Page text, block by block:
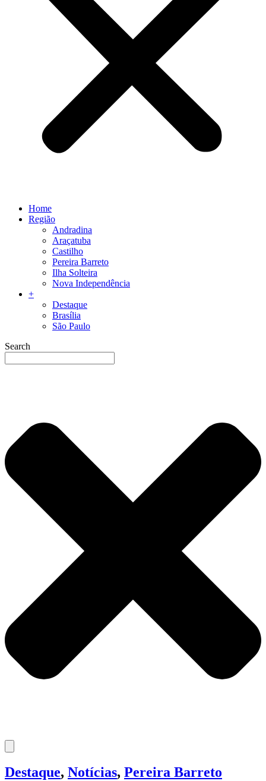
Home
Região
Andradina
Araçatuba
Castilho
Pereira Barreto
Ilha Solteira
Nova Independência
+
Destaque
Brasília
São Paulo
Search
Destaque, Notícias, Pereira Barreto